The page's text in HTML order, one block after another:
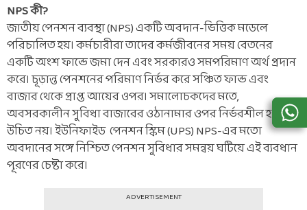
NPS কী?
জাতীয় পেনশন ব্যবস্থা (NPS) একটি অবদান-ভিত্তিক মডেলে
পরিচালিত হয়। কর্মচারীরা তাদের কর্মজীবনের সময় বেতনের
একটি অংশ ফান্ডে জমা দেন এবং সরকারও সমপরিমাণ অর্থ প্রদান
করে। চূড়ান্ত পেনশনের পরিমাণ নির্ভর করে সঞ্চিত ফান্ড এবং
বাজার থেকে প্রাপ্ত আয়ের ওপর। সমালোচকদের মতে,
অবসরকালীন সুবিধা বাজারের ওঠানামার ওপর নির্ভরশীল হওয়া
উচিত নয়। ইউনিফাইড পেনশন স্কিম (UPS) NPS-এর মতো
অবদানের সঙ্গে নিশ্চিত পেনশন সুবিধার সমন্বয় ঘটিয়ে এই ব্যবধান
পূরণের চেষ্টা করে।
ADVERTISEMENT